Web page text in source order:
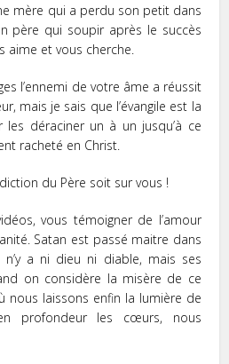
mère qui a perdu son petit dans
père qui soupir après le succès
aime et vous cherche.
l’ennemi de votre âme a réussit
mais je sais que l’évangile est la
déraciner un à un jusqu’à ce
racheté en Christ.
du Père soit sur vous !
vous témoigner de l’amour
Satan est passé maitre dans
n’y a ni dieu ni diable, mais ses
on considère la misère de ce
nous laissons enfin la lumière de
profondeur les cœurs, nous